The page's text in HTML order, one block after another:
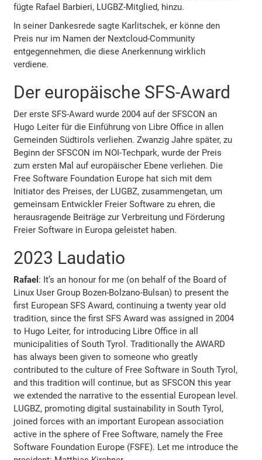
fügte Rafael Barbieri, LUGBZ-Mitglied, hinzu.
In seiner Dankesrede sagte Karlitschek, er könne den
Preis nur im Namen der Nextcloud-Community
entgegennehmen, die diese Anerkennung wirklich
verdiene.
Der europäische SFS-Award
Der erste SFS-Award wurde 2004 auf der SFSCON an
Hugo Leiter für die Einführung von Libre Office in allen
Gemeinden Südtirols verliehen. Zwanzig Jahre später, zu
Beginn der SFSCON im NOI-Techpark, wurde der Preis
zum ersten Mal auf europäischer Ebene verliehen. Die
Free Software Foundation Europe hat sich mit dem
Initiator des Preises, der LUGBZ, zusammengetan, um
gemeinsam Entwickler Freier Software zu ehren, die
herausragende Beiträge zur Verbreitung und Förderung
Freier Software in Europa geleistet haben.
2023 Laudatio
Rafael : It’s an honour for me (on behalf of the Board of
Linux User Group Bozen-Bolzano-Bulsan) to present the
first European SFS Award, continuing a twenty year old
tradition, since the first SFS Award was assigned in 2004
to Hugo Leiter, for introducing Libre Office in all
municipalities of South Tyrol. Traditionally the AWARD
has always been given to someone who greatly
contributed to the culture of Free Software in South Tyrol,
and this tradition will continue, but as SFSCON this year
we extended the narrative to the essential European level.
LUGBZ, promoting digital sustainability in South Tyrol,
joined forces with an important European association
active in the sphere of Free Software, namely the Free
Software Foundation Europe (FSFE). Let me introduce the